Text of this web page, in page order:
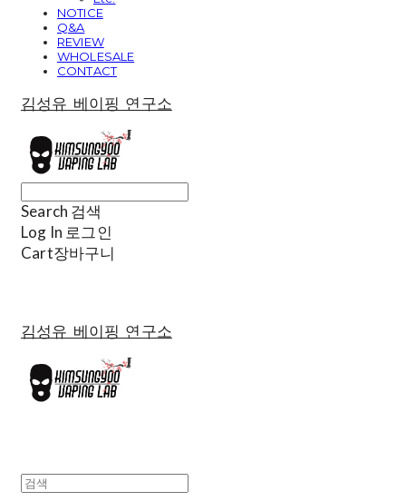
NOTICE
Q&A
REVIEW
WHOLESALE
CONTACT
김성유 베이핑 연구소
Search 검색
Log In 로그인
Cart장바구니
김성유 베이핑 연구소